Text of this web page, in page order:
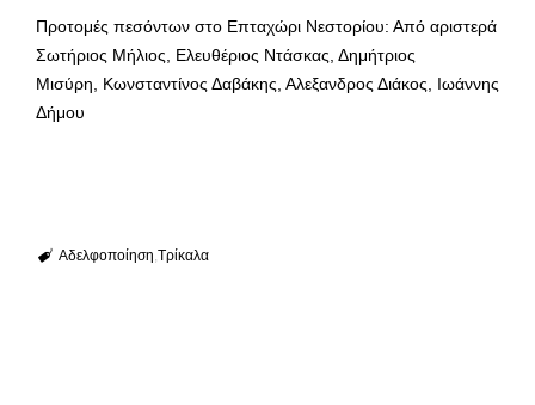
Προτομές πεσόντων στο Επταχώρι Νεστορίου: Από αριστερά
Σωτήριος Μήλιος, Ελευθέριος Ντάσκας, Δημήτριος
Μισύρη, Κωνσταντίνος Δαβάκης, Αλεξανδρος Διάκος, Ιωάννης
Δήμου
Αδελφοποίηση Τρίκαλα